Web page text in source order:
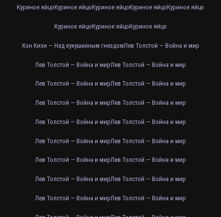
Куриное яйцоКуриное яйцоКуриное яйцоКуриное яйцоКуриное яйцо
Куриное яйцоКуриное яйцоКуриное яйцо
Кэн Кизи — Над кукушкиным гнездомЛев Толстой — Война и мир
Лев Толстой — Война и мирЛев Толстой — Война и мир
Лев Толстой — Война и мирЛев Толстой — Война и мир
Лев Толстой — Война и мирЛев Толстой — Война и мир
Лев Толстой — Война и мирЛев Толстой — Война и мир
Лев Толстой — Война и мирЛев Толстой — Война и мир
Лев Толстой — Война и мирЛев Толстой — Война и мир
Лев Толстой — Война и мирЛев Толстой — Война и мир
Лев Толстой — Война и мирЛев Толстой — Война и мир